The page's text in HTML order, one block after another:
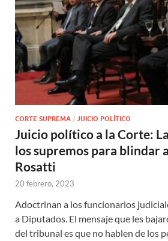
CORTE SUPREMA / JUICIO POLÍTICO
Juicio político a la Corte:
los supremos para blindar
Rosatti
20 febrero, 2023
Adoctrinan a los funcionarios
a Diputados. El mensaje que les
del tribunal es que no hablen de los